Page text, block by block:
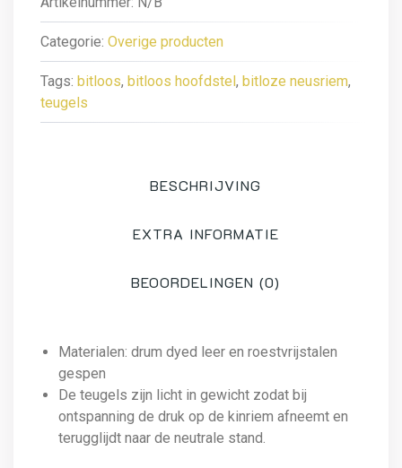
Categorie: Overige producten
Tags: bitloos, bitloos hoofdstel , bitloze neusriem,
teugels
BESCHRIJVING
EXTRA INFORMATIE
BEOORDELINGEN (0)
Materialen: drum dyed leer en roestvrijstalen
gespen
De teugels zijn licht in gewicht zodat bij
ontspanning de druk op de kinriem afneemt en
terugglijdt naar de neutrale stand.